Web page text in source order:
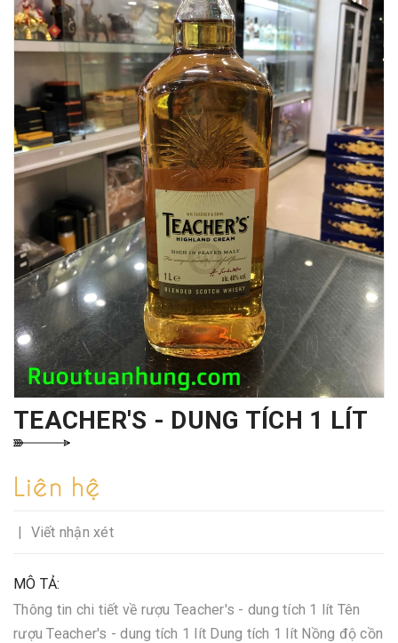
TEACHER'S - DUNG TÍCH 1 LÍT
Liên hệ
| Viết nhận xét
MÔ TẢ:
Thông tin chi tiết về rượu Teacher's - dung tích 1 lít Tên
rượu Teacher's - dung tích 1 lít Dung tích 1 lít Nồng độ cồn